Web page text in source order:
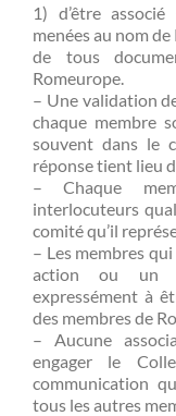
1) d’être
menées au nom
de tous
Romeurope.
– Une validation
chaque membre
souvent dans le
réponse tient lieu
– Chaque
interlocuteurs
comité qu’il
– Les membres
action ou un
expressément à
des membres de
– Aucune
engager le
communication
tous les autres